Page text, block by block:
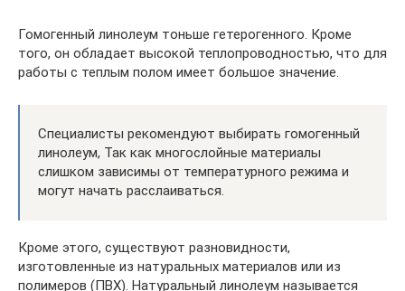
Гомогенный линолеум тоньше гетерогенного. Кроме
того, он обладает высокой теплопроводностью, что для
работы с теплым полом имеет большое значение.
Специалисты рекомендуют выбирать гомогенный
линолеум, Так как многослойные материалы
слишком зависимы от температурного режима и
могут начать расслаиваться.
Кроме этого, существуют разновидности,
изготовленные из натуральных материалов или из
полимеров (ПВХ). Натуральный линолеум называется